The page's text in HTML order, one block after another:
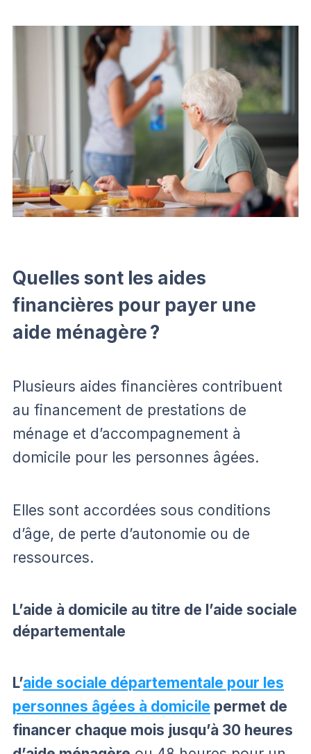
Quelles sont les aides
financières pour payer une
aide ménagère ?
Plusieurs aides financières contribuent
au financement de prestations de
ménage et d’accompagnement à
domicile pour les personnes âgées.
Elles sont accordées sous conditions
d’âge, de perte d’autonomie ou de
ressources.
L’aide à domicile au titre de l’aide sociale
départementale
L’aide sociale départementale pour les
personnes âgées à domicile permet de
financer chaque mois jusqu’à 30 heures